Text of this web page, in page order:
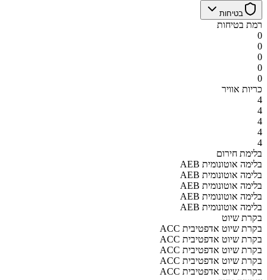
בטיחות
רמת בטיחות
0
0
0
0
0
כריות אוויר
4
4
4
4
4
בלימת חירום
AEB בלימה אוטונומית
AEB בלימה אוטונומית
AEB בלימה אוטונומית
AEB בלימה אוטונומית
AEB בלימה אוטונומית
בקרת שיוט
ACC בקרת שיוט אדפטיבית
ACC בקרת שיוט אדפטיבית
ACC בקרת שיוט אדפטיבית
ACC בקרת שיוט אדפטיבית
ACC בקרת שיוט אדפטיבית